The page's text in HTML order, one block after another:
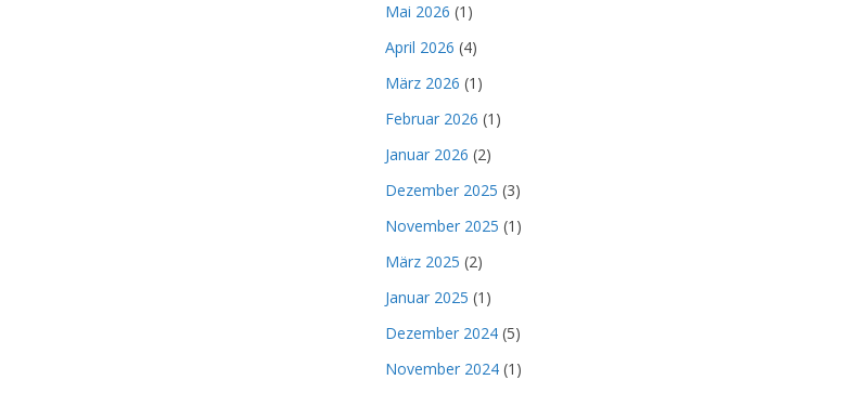
Mai 2026 (1)
April 2026 (4)
März 2026 (1)
Februar 2026 (1)
Januar 2026 (2)
Dezember 2025 (3)
November 2025 (1)
März 2025 (2)
Januar 2025 (1)
Dezember 2024 (5)
November 2024 (1)